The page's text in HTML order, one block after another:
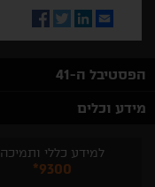
Email
LinkedIn
Twitter
Facebook
הפסטיבל ה-41
מידע וכלים
למידע כללי ותמיכה
*9300